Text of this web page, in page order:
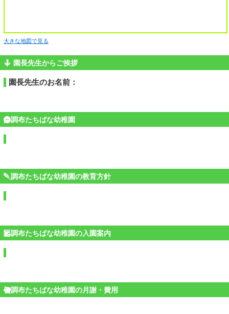
大きな地図で見る
園長先生からご挨拶
園長先生のお名前：
調布たちばな幼稚園
調布たちばな幼稚園の教育方針
調布たちばな幼稚園の入園案内
調布たちばな幼稚園の月謝・費用